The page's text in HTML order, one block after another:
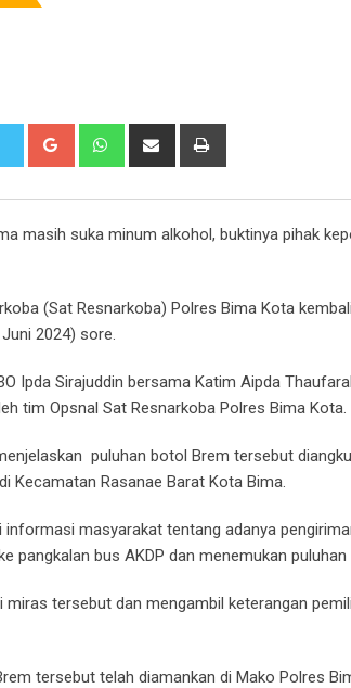
Google+ WhatsappShare
masih suka minum alkohol, buktinya pihak
(Sat Resnarkoba) Polres Bima Kota
2024) sore.
Ipda Sirajuddin bersama Katim Aipda
tim Opsnal Sat Resnarkoba Polres Bima Kota.
puluhan botol Brem tersebut
Kecamatan Rasanae Barat Kota Bima.
masyarakat tentang adanya
pangkalan bus AKDP dan menemukan
tersebut dan mengambil keterangan
tersebut telah diamankan di Mako Polres